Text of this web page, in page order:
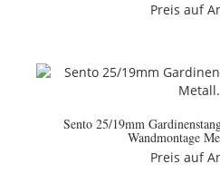
Preis auf
Sento 25/19mm
Wandmontage
Preis auf